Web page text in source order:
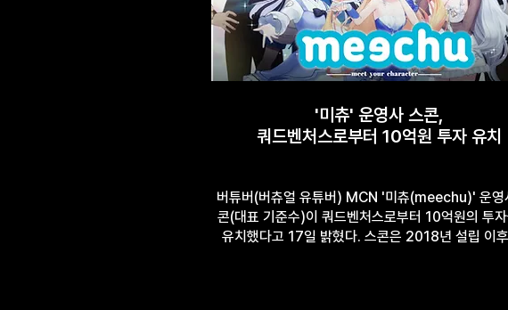
'미츄' 운영사 스콘,
쿼드벤처스로부터 10억원 투자 유치
버튜버(버츄얼 유튜버) MCN '미츄(meechu)' 운영
콘(대표 기준수)이 쿼드벤처스로부터 10억원의 투
유치했다고 17일 밝혔다. 스콘은 2018년 설립 이